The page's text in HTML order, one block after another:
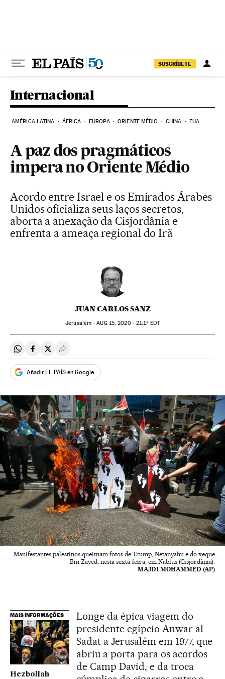
SUSCRÍBETE
Internacional
AMÉRICA LATINA ÁFRICA EUROPA ORIENTE MÉDIO CHINA EUA
A paz dos pragmáticos
impera no Oriente Médio
Acordo entre Israel e os Emirados Árabes
Unidos oficializa seus laços secretos,
aborta a anexação da Cisjordânia e
enfrenta a ameaça regional do Irã
JUAN CARLOS SANZ
Jerusalém -AUG15, 2020 - 21:17EDT
Compartir en Whatsapp
Compartir en Facebook
Compartir en Twitter
Desplegar Redes Sociales
Añadir EL PAÍS en Google
Manifestantes palestinos queimam fotos de Trump, Netanyahu e do xeque
Bin Zayed, nesta sexta-feira, em Nablus (Cisjordânia).
MAJDI MOHAMMED (AP)
MAIS INFORMAÇÕES
Hezbollah
Longe da épica viagem do
presidente egípcio Anwar al
Sadat a Jerusalém em 1977, que
abriu a porta para os acordos
de Camp David, e da troca